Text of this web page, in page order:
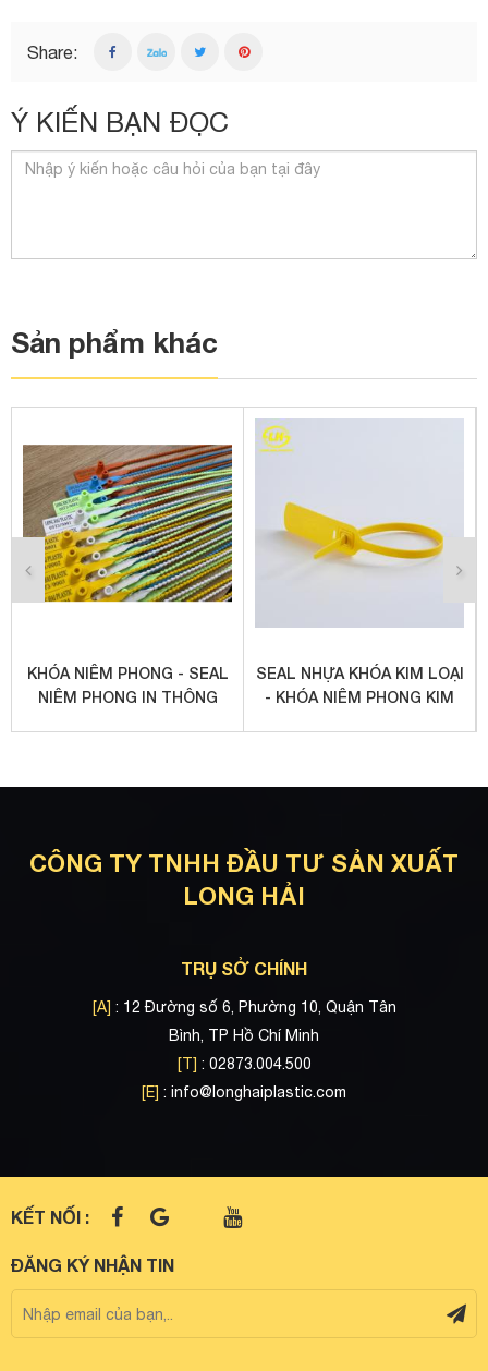
Share:
Ý KIẾN BẠN ĐỌC
Sản phẩm khác
KHÓA NIÊM PHONG - SEAL
NIÊM PHONG IN THÔNG
SEAL NHỰA KHÓA KIM LOẠI
- KHÓA NIÊM PHONG KIM
CÔNG TY TNHH ĐẦU TƯ SẢN XUẤT
LONG HẢI
TRỤ SỞ CHÍNH
[A] : 12 Đường số 6, Phường 10, Quận Tân
Bình, TP Hồ Chí Minh
[T] : 02873.004.500
[E] : info@longhaiplastic.com
KẾT NỐI :
ĐĂNG KÝ NHẬN TIN